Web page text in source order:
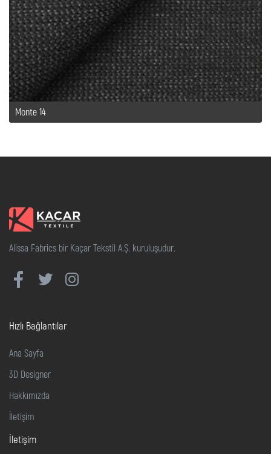
Monte 14
Alissa Fabrics bir Kaçar Tekstil A.Ş. kuruluşudur.
Hızlı Bağlantılar
Ana Sayfa
3D Designer
Hakkımızda
İletişim
İletişim